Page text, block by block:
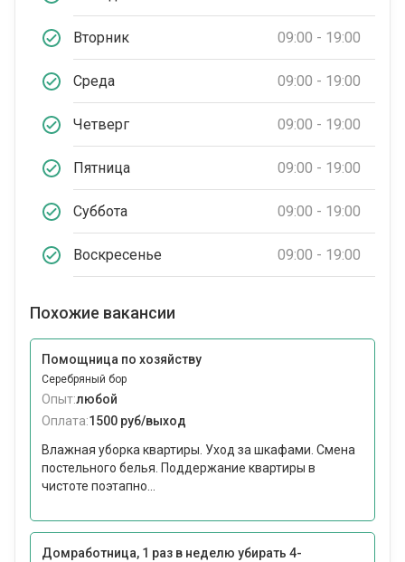
Вторник 09:00 - 19:00
Среда 09:00 - 19:00
Четверг 09:00 - 19:00
Пятница 09:00 - 19:00
Суббота 09:00 - 19:00
Воскресенье 09:00 - 19:00
Похожие вакансии
Помощница по хозяйству
Серебряный бор
Опыт:любой
Оплата:1500 руб/выход
Влажная уборка квартиры. Уход за шкафами. Смена
постельного белья. Поддержание квартиры в
чистоте поэтапно...
Домработница, 1 раз в неделю убирать 4-